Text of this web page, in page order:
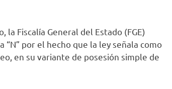
Fiscalía General del Estado (FGE)
“N” por el hecho que la ley señala como
en su variante de posesión simple de